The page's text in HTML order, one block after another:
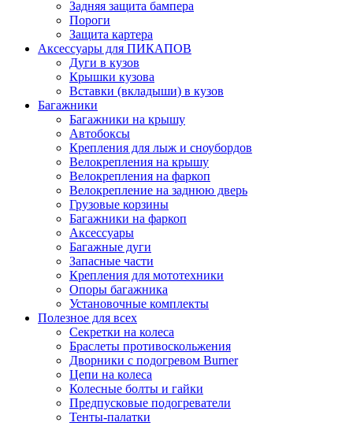
Задняя защита бампера
Пороги
Защита картера
Аксессуары для ПИКАПОВ
Дуги в кузов
Крышки кузова
Вставки (вкладыши) в кузов
Багажники
Багажники на крышу
Автобоксы
Крепления для лыж и сноубордов
Велокрепления на крышу
Велокрепления на фаркоп
Велокрепление на заднюю дверь
Грузовые корзины
Багажники на фаркоп
Аксессуары
Багажные дуги
Запасные части
Крепления для мототехники
Опоры багажника
Установочные комплекты
Полезное для всех
Секретки на колеса
Браслеты противоскольжения
Дворники с подогревом Burner
Цепи на колеса
Колесные болты и гайки
Предпусковые подогреватели
Тенты-палатки